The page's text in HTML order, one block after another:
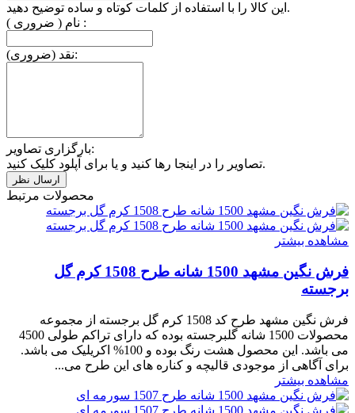
این کالا را با استفاده از کلمات کوتاه و ساده توضیح دهید.
نام ( ضروری ) :
نقد (ضروری):
بارگزاری تصاویر:
تصاویر را در اینجا رها کنید و یا برای آپلود کلیک کنید.
محصولات مرتبط
مشاهده بیشتر
فرش نگین مشهد 1500 شانه طرح 1508 کرم گل
برجسته
فرش نگین مشهد طرح کد 1508 کرم گل برجسته از مجموعه
محصولات 1500 شانه گلبرجسته بوده که دارای تراکم طولی 4500
می باشد. این محصول هشت رنگ بوده و 100% اکریلیک می باشد.
برای آگاهی از موجودی قالیچه و کناره های این طرح می...
مشاهده بیشتر